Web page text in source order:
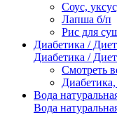
Соус,
Лапша б/п
Рис для
Диабетика /
Диабетика /
Смотреть
Вода
Вода